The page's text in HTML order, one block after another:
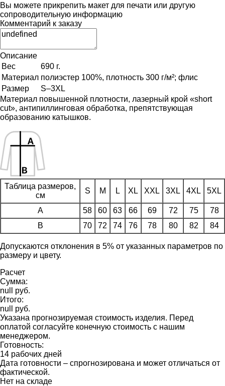
Вы можете прикрепить макет для печати или другую
сопроводительную информацию
Комментарий к заказу
Описание
Вес
690 г.
Материал полиэстер 100%, плотность 300 г/м²; флис
Размер
S–3XL
Материал повышенной плотности, лазерный крой «short
cut», антипиллинговая обработка, препятствующая
образованию катышков.
Таблица размеров,
см
S M L XL XXL 3XL 4XL 5XL
A 58 60 63 66 69 72 75
78
B
70 72 74 76 78 80 82 84
Допускаются отклонения в 5% от указанных параметров по
размеру и цвету.
Расчет
Сумма:
null руб.
Итого:
null руб.
Указана прогнозируемая стоимость изделия. Перед
оплатой согласуйте конечную стоимость с нашим
менеджером.
Готовность:
14 рабочих дней
Дата готовности – спрогнозирована и может отличаться от
фактической.
Нет на складе